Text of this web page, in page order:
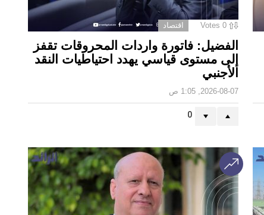
0
Votes اقتصاد
الفضيل: فاتورة واردات المحروقات تقفز
إلى مستوى قياسي يهدد احتياطيات النقد
الأجنبي
2026-08-07, 1:05 ص
0